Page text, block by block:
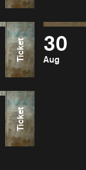
Ticket 30
Aug
Ticket